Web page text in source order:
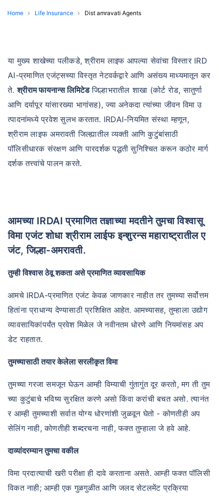
Home Life Insurance Dist amravati Agents
या मुख्य शाखेच्या पलीकडे, श्रीराम लाइफ आपल्या सेवांचा विस्तार IRD
AI-प्रमाणित एजंट्सच्या विस्तृत नेटवर्कद्वारे आणि असंख्य माध्यमातून कर
ते.श्रीराम फायनान्स लिमिटेडजिल्हाभरातील शाखा (कोर्ट रोड, सातुर्णा
आणि दर्यापूर यांसारख्या भागांसह), ज्या अनेकदा त्यांच्या जीवन विमा उ
त्पादनांमध्ये प्रवेश सुलभ करतात. IRDAI-नियमित संस्था म्हणून,
श्रीराम लाइफ अमरावती जिल्ह्यातील व्यक्ती आणि कुटुंबांसाठी
पॉलिसीधारक संरक्षण आणि पारदर्शक पद्धती सुनिश्चित करून कठोर मार्ग
दर्शक तत्त्वांचे पालन करते.
आमच्या IRDAI प्रमाणित तज्ञाच्या मदतीने तुमचा विश्वासू
विमा एजंट शोधा श्रीराम लाईफ इन्शुरन्स महाराष्ट्रातील ए
जंट, जिल्हा-अमरावती.
तुम्ही विश्वास ठेवू शकता असे प्रमाणित व्यावसायिक
आमचे IRDA-प्रमाणित एजंट केवळ जाणकार नाहीत तर तुमच्या सर्वोत्तम
हितांना प्राधान्य देण्यासाठी प्रशिक्षित आहेत. आमच्यासह, तुम्हाला उद्योग
व्यावसायिकांपर्यंत प्रवेश मिळेल जे नवीनतम धोरणे आणि नियमांसह अप
डेट राहतात.
तुमच्यासाठी तयार केलेला सरलीकृत विमा
तुमच्या गरजा समजून घेऊन आम्ही विम्याची गुंतागुंत दूर करतो, मग ती तुम
च्या कुटुंबाचे भविष्य सुरक्षित करणे असो किंवा करांची बचत असो. त्यानंत
र आम्ही तुमच्याशी सर्वात योग्य धोरणांशी जुळवून घेतो - कोणतीही अप
सेलिंग नाही, कोणतीही शब्दरचना नाही, फक्त तुम्हाला जे हवे आहे.
दाव्यांदरम्यान तुमचा वकील
विमा प्रदात्याची खरी परीक्षा ही दावे करताना असते. आम्ही फक्त पॉलिसी
विकत नाही; आम्ही एक गुळगुळीत आणि जलद सेटलमेंट प्रक्रिया